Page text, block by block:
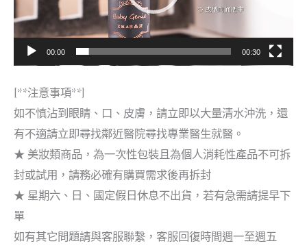
00:00 00:30
[**注意事項**]
如不慎沾到眼睛、口、皮膚，請立即以大量清水沖洗，還
有不適請立即尋找鄰近醫院尋找專業醫生就醫。
★ 美妝類商品，為一次性包裝且為個人消耗性產品不可拆
封或試用，請務必確有購買需求後再拆封
★ 星期六、日、國定假日休息不出貨，若有急需請提早下
單
如有其它問題請與客服聯繫，客服回復時間週一至週五